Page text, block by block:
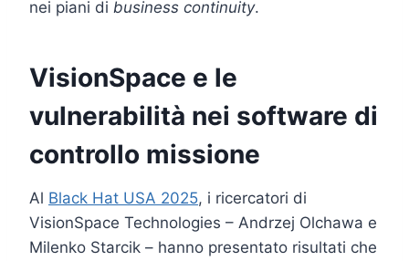
nei piani di business continuity.
VisionSpace e le
vulnerabilità nei software di
controllo missione
Al Black Hat USA 2025, i ricercatori di
VisionSpace Technologies – Andrzej Olchawa e
Milenko Starcik – hanno presentato risultati che